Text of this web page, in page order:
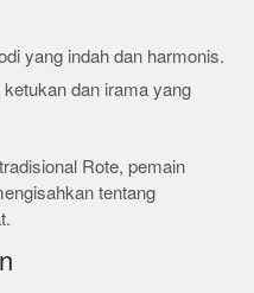
yang indah dan harmonis.
dan irama yang
Rote, pemain
tentang